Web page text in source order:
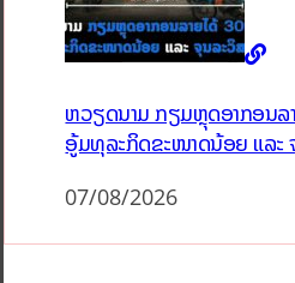
ຫວຽດນາມ ກຽມຫຼຸດອາກອນລ
ອູ້ມທຸລະກິດຂະໜາດນ້ອຍ ແລະ
07/08/2026